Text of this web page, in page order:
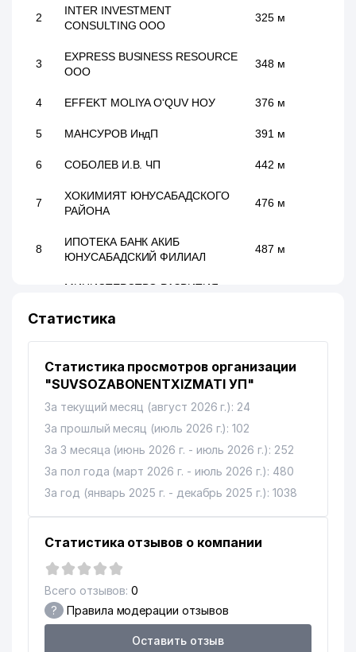
2
INTER INVESTMENT
CONSULTING ООО
325 м
3
EXPRESS BUSINESS RESOURCE
ООО
348 м
4 EFFEKT MOLIYA O'QUV НОУ 376 м
5 МАНСУРОВ ИндП 391 м
6 СОБОЛЕВ И.В. ЧП 442 м
7
ХОКИМИЯТ ЮНУСАБАДСКОГО
РАЙОНА
476 м
8
ИПОТЕКА БАНК АКИБ
ЮНУСАБАДСКИЙ ФИЛИАЛ
487 м
МИНИСТЕРСТВO РАЗВИТИЯ
УЗБЕКИСТАН
10
ИНФОРМАЦИОННО-
ТЕХНИЧЕСКОЕ УПРАВЛЕНИЕ
604 м
11 ALL BEST SERVICE ООО
12
КОРОЛЕВСТВА НИДЕРЛАНДОВ
653 м
13 NORI ООО 666 м
ЦЕНТР
СЛУЖБЫ (УЗГИДРОМЕТ)
16 QORA BAYIR SAVDO ЧП
РЕГИОНАЛЬНАЯ ДЕЛЕГАЦИЯ
Статистика
Статистика просмотров организации
"SUVSOZABONENTXIZMATI УП"
За текущий месяц (август 2026 г.): 24
За прошлый месяц (июль 2026 г.): 102
За 3 месяца (июнь 2026 г. - июль 2026 г.): 252
За пол года (март 2026 г. - июль 2026 г.): 480
За год (январь 2025 г. - декабрь 2025 г.): 1038
Статистика отзывов о компании
Всего отзывов: 0
? Правила модерации отзывов
Оставить отзыв